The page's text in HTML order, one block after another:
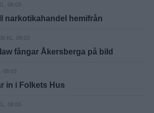
08:03
narkotikahandel hemifrån
KL. 08:03
fångar Åkersberga på bild
08:03
in i Folkets Hus
08:03